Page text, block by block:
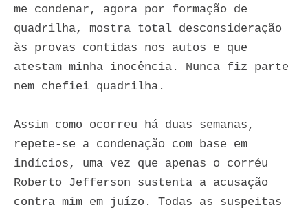
me condenar, agora por formação de
quadrilha, mostra total desconsideração
às provas contidas nos autos e que
atestam minha inocência. Nunca fiz parte
nem chefiei quadrilha.
Assim como ocorreu há duas semanas,
repete-se a condenação com base em
indícios, uma vez que apenas o corréu
Roberto Jefferson sustenta a acusação
contra mim em juízo. Todas as suspeitas